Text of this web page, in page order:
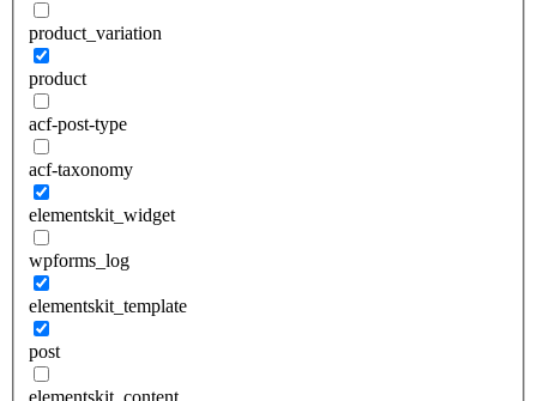
product_variation
product
acf-post-type
acf-taxonomy
elementskit_widget
wpforms_log
elementskit_template
post
elementskit_content